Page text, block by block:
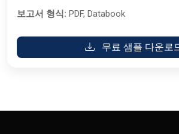
보고서 형식: PDF, Databook
무료 샘플 다운로